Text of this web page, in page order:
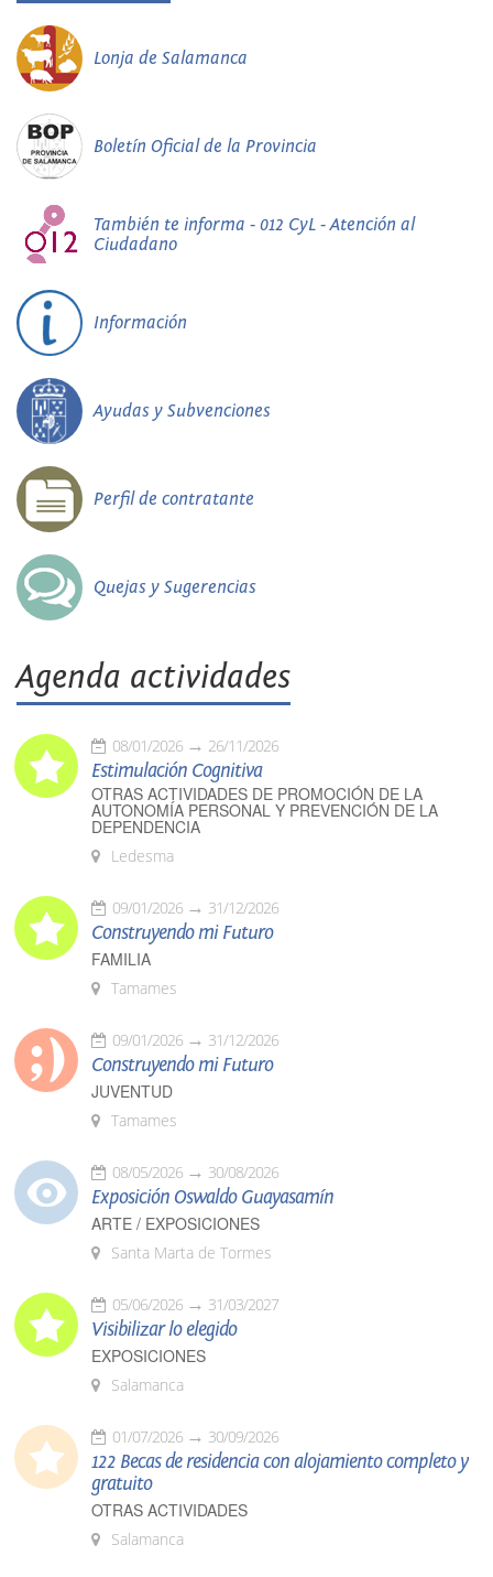
Lonja de Salamanca
Boletín Oficial de la Provincia
También te informa - 012 CyL - Atención al
Ciudadano
Información
Ayudas y Subvenciones
Perfil de contratante
Quejas y Sugerencias
Agenda actividades
08/01/2026 26/11/2026
Estimulación Cognitiva
OTRAS ACTIVIDADES DE PROMOCIÓN DE LA
AUTONOMÍA PERSONAL Y PREVENCIÓN DE LA
DEPENDENCIA
Ledesma
09/01/2026 31/12/2026
Construyendo mi Futuro
FAMILIA
Tamames
09/01/2026 31/12/2026
Construyendo mi Futuro
JUVENTUD
Tamames
08/05/2026 30/08/2026
Exposición Oswaldo Guayasamín
ARTE / EXPOSICIONES
Santa Marta de Tormes
05/06/2026 31/03/2027
Visibilizar lo elegido
EXPOSICIONES
Salamanca
01/07/2026 30/09/2026
122 Becas de residencia con alojamiento completo y
gratuito
OTRAS ACTIVIDADES
Salamanca